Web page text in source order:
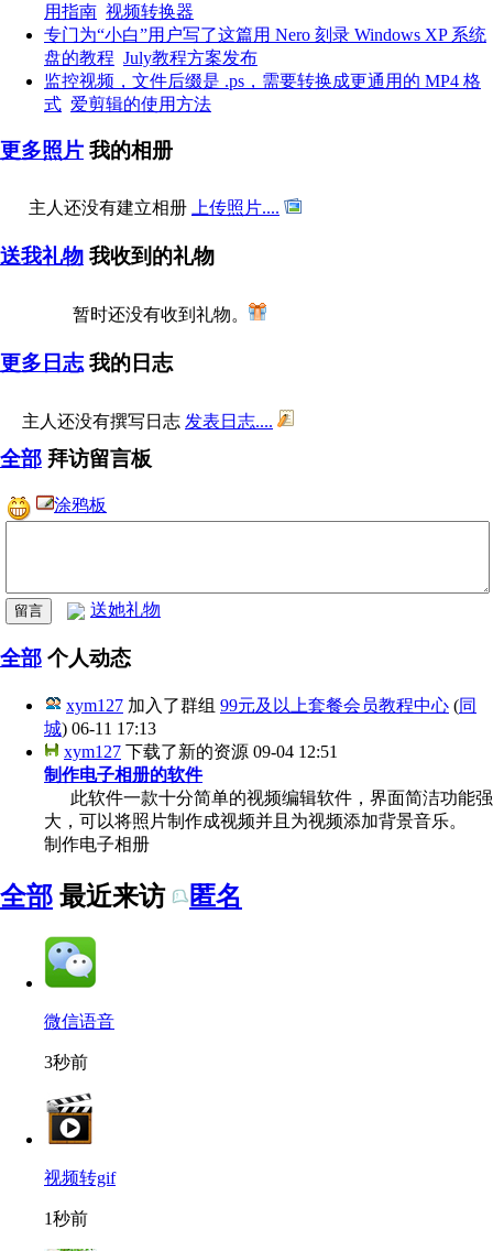
用指南 视频转换器
专门为“小白”用户写了这篇用 Nero 刻录 Windows XP 系统
盘的教程 July教程方案发布
监控视频，文件后缀是 .ps，需要转换成更通用的 MP4 格
式 爱剪辑的使用方法
更多照片 我的相册
主人还没有建立相册 上传照片....
送我礼物 我收到的礼物
暂时还没有收到礼物。
更多日志 我的日志
主人还没有撰写日志 发表日志....
全部 拜访留言板
涂鸦板
送她礼物
全部 个人动态
xym127 加入了群组 99元及以上套餐会员教程中心 (同
城) 06-11 17:13
xym127 下载了新的资源 09-04 12:51
制作电子相册的软件
此软件一款十分简单的视频编辑软件，界面简洁功能强
大，可以将照片制作成视频并且为视频添加背景音乐。
制作电子相册
全部 最近来访 匿名
微信语音
3秒前
视频转gif
1秒前